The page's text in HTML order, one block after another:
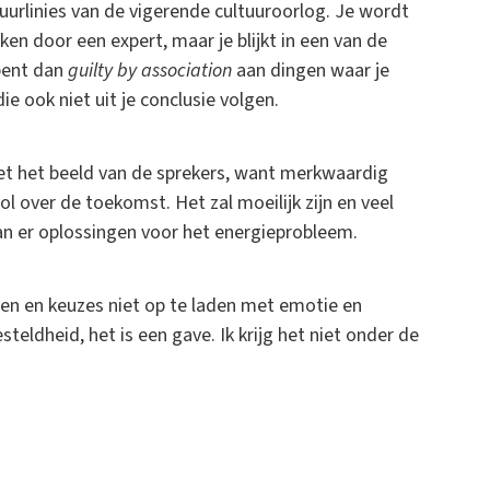
van de vigerende cultuuroorlog. Je wordt
door een expert, maar je blijkt in een van de
dan guilty by association aan dingen waar je
ook niet uit je conclusie volgen.
het beeld van de sprekers, want merkwaardig
over de toekomst. Het zal moeilijk zijn en veel
er oplossingen voor het energieprobleem.
en keuzes niet op te laden met emotie en
het is een gave. Ik krijg het niet onder de